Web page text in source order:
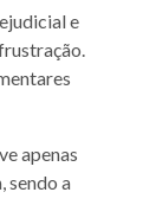
e
apenas
sendo a